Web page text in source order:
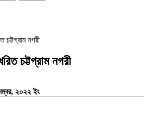
চট্টগ্রাম নগরী
চট্টগ্রাম নগরী
২০২২ ইং